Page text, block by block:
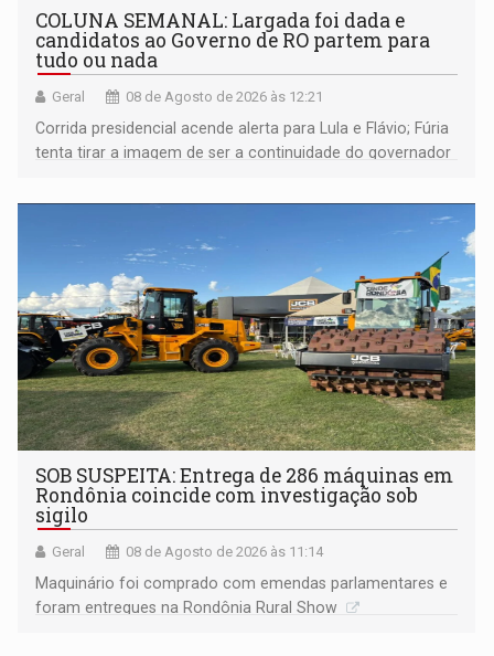
COLUNA SEMANAL: Largada foi dada e
candidatos ao Governo de RO partem para
tudo ou nada
Geral 08 de Agosto de 2026 às 12:21
Corrida presidencial acende alerta para Lula e Flávio; Fúria
tenta tirar a imagem de ser a continuidade do governador
não ter entrado no modo eleição; ABAV faz evento em
SOB SUSPEITA: Entrega de 286 máquinas em
Rondônia coincide com investigação sob
sigilo
Geral 08 de Agosto de 2026 às 11:14
Maquinário foi comprado com emendas parlamentares e
foram entregues na Rondônia Rural Show